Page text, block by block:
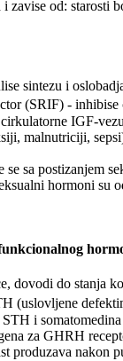
od:
sintezu i
(SRIF) -
IGF-
malnutriciji,
sa
hormoni su
do stanja
(uslovljene
i
za GHRH
produzava nakon